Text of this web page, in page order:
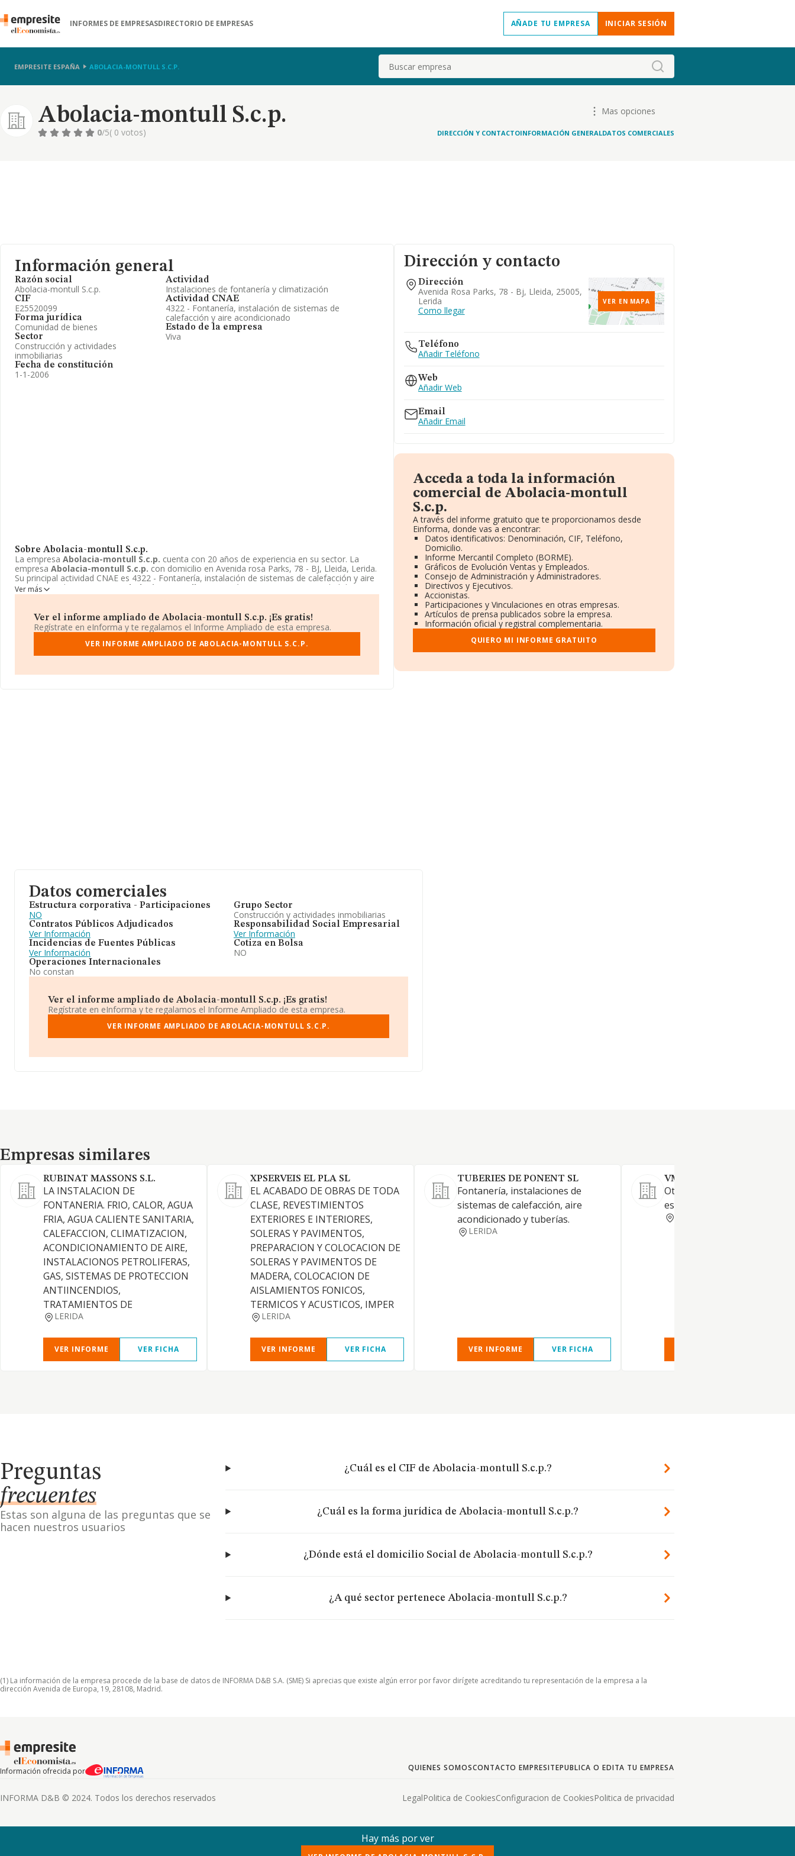
INFORMES DE EMPRESASDIRECTORIO DE EMPRESAS AÑADE TU EMPRESA INICIAR SESIÓN
EMPRESITE ESPAÑA ABOLACIA-MONTULL S.C.P. Buscar
Abolacia-montull S.c.p.
Mas opciones
0/5( 0 votos) DIRECCIÓN Y CONTACTOINFORMACIÓN GENERALDATOS COMERCIALES
Información general
Razón social
Abolacia-montull S.c.p.
CIF
E25520099
Forma jurídica
Comunidad de bienes
Sector
Construcción y actividades
inmobiliarias
Fecha de constitución
1-1-2006
Actividad
Instalaciones de fontanería y climatización
Actividad CNAE
4322 - Fontanería, instalación de sistemas de
calefacción y aire acondicionado
Estado de la empresa
Viva
Sobre Abolacia-montull S.c.p.
La empresa Abolacia-montull S.c.p. cuenta con 20 años de experiencia en su sector. La
empresa Abolacia-montull S.c.p. con domicilio en Avenida rosa Parks, 78 - BJ, Lleida, Lerida.
Su principal actividad CNAE es 4322 - Fontanería, instalación de sistemas de calefacción y aire
acondicionado. La empresa
Abolacia-montull S.c.p.
está inscrita como Comunidad de
bienes.
Ver más
Ver el informe ampliado de Abolacia-montull S.c.p. ¡Es gratis!
Regístrate en eInforma y te regalamos el Informe Ampliado de esta empresa.
VER INFORME AMPLIADO DE ABOLACIA-MONTULL S.C.P.
Dirección y contacto
Dirección
Avenida Rosa Parks, 78 - Bj, Lleida, 25005,
Lerida
Como llegar
VER EN MAPA
Teléfono
Añadir Teléfono
Web
Añadir Web
Email
Añadir Email
Acceda a toda la información
comercial de Abolacia-montull
S.c.p.
A través del informe gratuito que te proporcionamos desde
Einforma, donde vas a encontrar:
Datos identificativos: Denominación, CIF, Teléfono,
Domicilio.
Informe Mercantil Completo (BORME).
Gráficos de Evolución Ventas y Empleados.
Consejo de Administración y Administradores.
Directivos y Ejecutivos.
Accionistas.
Participaciones y Vinculaciones en otras empresas.
Artículos de prensa publicados sobre la empresa.
Información oficial y registral complementaria.
QUIERO MI INFORME GRATUITO
Datos comerciales
Estructura corporativa - Participaciones
NO
Contratos Públicos Adjudicados
Ver Información
Incidencias de Fuentes Públicas
Ver Información
Operaciones Internacionales
No constan
Grupo Sector
Construcción y actividades inmobiliarias
Responsabilidad Social Empresarial
Ver Información
Cotiza en Bolsa
NO
Ver el informe ampliado de Abolacia-montull S.c.p. ¡Es gratis!
Regístrate en eInforma y te regalamos el Informe Ampliado de esta empresa.
VER INFORME AMPLIADO DE ABOLACIA-MONTULL S.C.P.
Empresas similares
Empresas similares
RUBINAT MASSONS S.L.
LA INSTALACION DE
FONTANERIA. FRIO, CALOR, AGUA
FRIA, AGUA CALIENTE SANITARIA,
CALEFACCION, CLIMATIZACION,
ACONDICIONAMIENTO DE AIRE,
INSTALACIONOS PETROLIFERAS,
GAS, SISTEMAS DE PROTECCION
ANTIINCENDIOS,
TRATAMIENTOS DE
LERIDA
VER INFORME VER FICHA
XPSERVEIS EL PLA SL
EL ACABADO DE OBRAS DE TODA
CLASE, REVESTIMIENTOS
EXTERIORES E INTERIORES,
SOLERAS Y PAVIMENTOS,
PREPARACION Y COLOCACION DE
SOLERAS Y PAVIMENTOS DE
MADERA, COLOCACION DE
AISLAMIENTOS FONICOS,
TERMICOS Y ACUSTICOS, IMPER
LERIDA
VER INFORME VER FICHA
TUBERIES DE PONENT SL
Fontanería, instalaciones de
sistemas de calefacción, aire
acondicionado y tuberías.
LERIDA
VER INFORME VER FICHA
VMODE SOLUTIONS 2021
Otras actividades de
especializada
Preguntas
frecuentes
Estas son alguna de las preguntas que se
hacen nuestros usuarios
¿Cuál es el CIF de Abolacia-montull S.c.p.?
¿Cuál es la forma jurídica de Abolacia-montull S.c.p.?
¿Dónde está el domicilio Social de Abolacia-montull S.c.p.?
¿A qué sector pertenece Abolacia-montull S.c.p.?
(1) La información de la empresa procede de la base de datos de INFORMA D&B S.A. (SME) Si aprecias que existe algún error por favor dirígete acreditando tu representación de la empresa a la
dirección Avenida de Europa, 19, 28108, Madrid.
Información ofrecida por QUIENES SOMOSCONTACTO EMPRESITEPUBLICA O EDITA TU EMPRESA
INFORMA D&B © 2024. Todos los derechos reservados LegalPolitica de CookiesConfiguracion de CookiesPolitica de privacidad
Hay más por ver